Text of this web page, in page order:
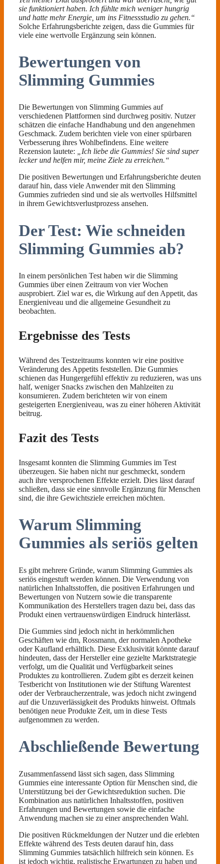
sie funktioniert haben. Ich fühlte mich weniger hungrig
und hatte mehr Energie, um ins Fitnessstudio zu gehen.“
Solche Erfahrungsberichte zeigen, dass die Gummies für
viele eine wertvolle Ergänzung sein können.
Bewertungen von
Slimming Gummies
Die Bewertungen von Slimming Gummies auf
verschiedenen Plattformen sind durchweg positiv. Nutzer
schätzen die einfache Handhabung und den angenehmen
Geschmack. Zudem berichten viele von einer spürbaren
Verbesserung ihres Wohlbefindens. Eine weitere
Rezension lautete:
„Ich liebe die Gummies! Sie sind super
lecker und helfen mir, meine Ziele zu erreichen.“
Die positiven Bewertungen und Erfahrungsberichte deuten
darauf hin, dass viele Anwender mit den Slimming
Gummies zufrieden sind und sie als wertvolles Hilfsmittel
in ihrem Gewichtsverlustprozess ansehen.
Der Test: Wie schneiden
Slimming Gummies ab?
In einem persönlichen Test haben wir die Slimming
Gummies über einen Zeitraum von vier Wochen
ausprobiert. Ziel war es, die Wirkung auf den Appetit, das
Energieniveau und die allgemeine Gesundheit zu
beobachten.
Ergebnisse des Tests
Während des Testzeitraums konnten wir eine positive
Veränderung des Appetits feststellen. Die Gummies
schienen das Hungergefühl effektiv zu reduzieren, was uns
half, weniger Snacks zwischen den Mahlzeiten zu
konsumieren. Zudem berichteten wir von einem
gesteigerten Energieniveau, was zu einer höheren Aktivität
beitrug.
Fazit des Tests
Insgesamt konnten die Slimming Gummies im Test
überzeugen. Sie haben nicht nur geschmeckt, sondern
auch ihre versprochenen Effekte erzielt. Dies lässt darauf
schließen, dass sie eine sinnvolle Ergänzung für Menschen
sind, die ihre Gewichtsziele erreichen möchten.
Warum Slimming
Gummies als seriös gelten
Es gibt mehrere Gründe, warum Slimming Gummies als
seriös eingestuft werden können. Die Verwendung von
natürlichen Inhaltsstoffen, die positiven Erfahrungen und
Bewertungen von Nutzern sowie die transparente
Kommunikation des Herstellers tragen dazu bei, dass das
Produkt einen vertrauenswürdigen Eindruck hinterlässt.
Die Gummies sind jedoch nicht in herkömmlichen
Geschäften wie dm, Rossmann, der normalen Apotheke
oder Kaufland erhältlich. Diese Exklusivität könnte darauf
hindeuten, dass der Hersteller eine gezielte Marktstrategie
verfolgt, um die Qualität und Verfügbarkeit seines
Produktes zu kontrollieren. Zudem gibt es derzeit keinen
Testbericht von Institutionen wie der Stiftung Warentest
oder der Verbraucherzentrale, was jedoch nicht zwingend
auf die Unzuverlässigkeit des Produkts hinweist. Oftmals
benötigen neue Produkte Zeit, um in diese Tests
aufgenommen zu werden.
Abschließende Bewertung
Zusammenfassend lässt sich sagen, dass Slimming
Gummies eine interessante Option für Menschen sind, die
Unterstützung bei der Gewichtsreduktion suchen. Die
Kombination aus natürlichen Inhaltsstoffen, positiven
Erfahrungen und Bewertungen sowie die einfache
Anwendung machen sie zu einer ansprechenden Wahl.
Die positiven Rückmeldungen der Nutzer und die erlebten
Effekte während des Tests deuten darauf hin, dass
Slimming Gummies tatsächlich hilfreich sein können. Es
ist jedoch wichtig, realistische Erwartungen zu haben und